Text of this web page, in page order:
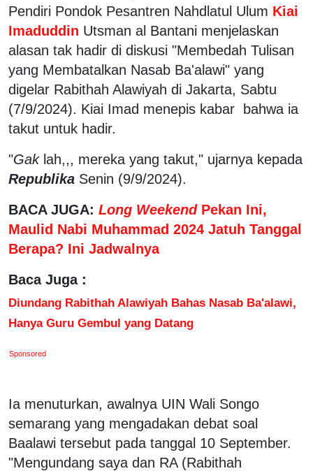
Pendiri Pondok Pesantren Nahdlatul Ulum Kiai
Imaduddin Utsman al Bantani menjelaskan
alasan tak hadir di diskusi "Membedah Tulisan
yang Membatalkan Nasab Ba'alawi" yang
digelar Rabithah Alawiyah di Jakarta, Sabtu
(7/9/2024). Kiai Imad menepis kabar bahwa ia
takut untuk hadir.
"Gaklah,,, mereka yang takut," ujarnya kepada
Republika Senin (9/9/2024).
BACA JUGA: Long WeekendPekan Ini,
Maulid Nabi Muhammad 2024 Jatuh Tanggal
Berapa? Ini Jadwalnya
Baca Juga :
Diundang Rabithah Alawiyah Bahas Nasab Ba'alawi,
Hanya Guru Gembul yang Datang
Sponsored
Ia menuturkan, awalnya UIN Wali Songo
semarang yang mengadakan debat soal
Baalawi tersebut pada tanggal 10 September.
"Mengundang saya dan RA (Rabithah